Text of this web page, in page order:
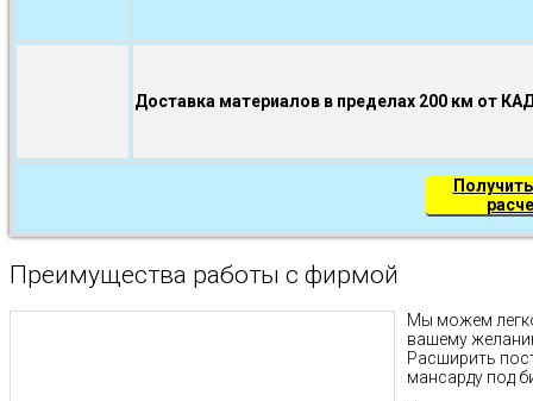
Доставка материалов в пределах 200 км от
Преимущества работы с фирмой
Мы можем
вашему
Расширить
мансарду под